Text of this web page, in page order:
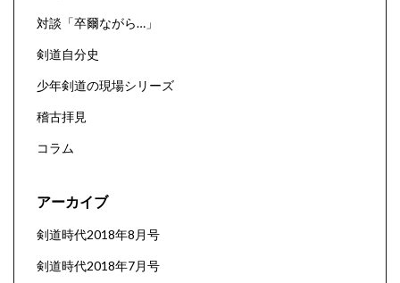
対談「卒爾ながら…」
剣道自分史
少年剣道の現場シリーズ
稽古拝見
コラム
アーカイブ
剣道時代2018年8月号
剣道時代2018年7月号